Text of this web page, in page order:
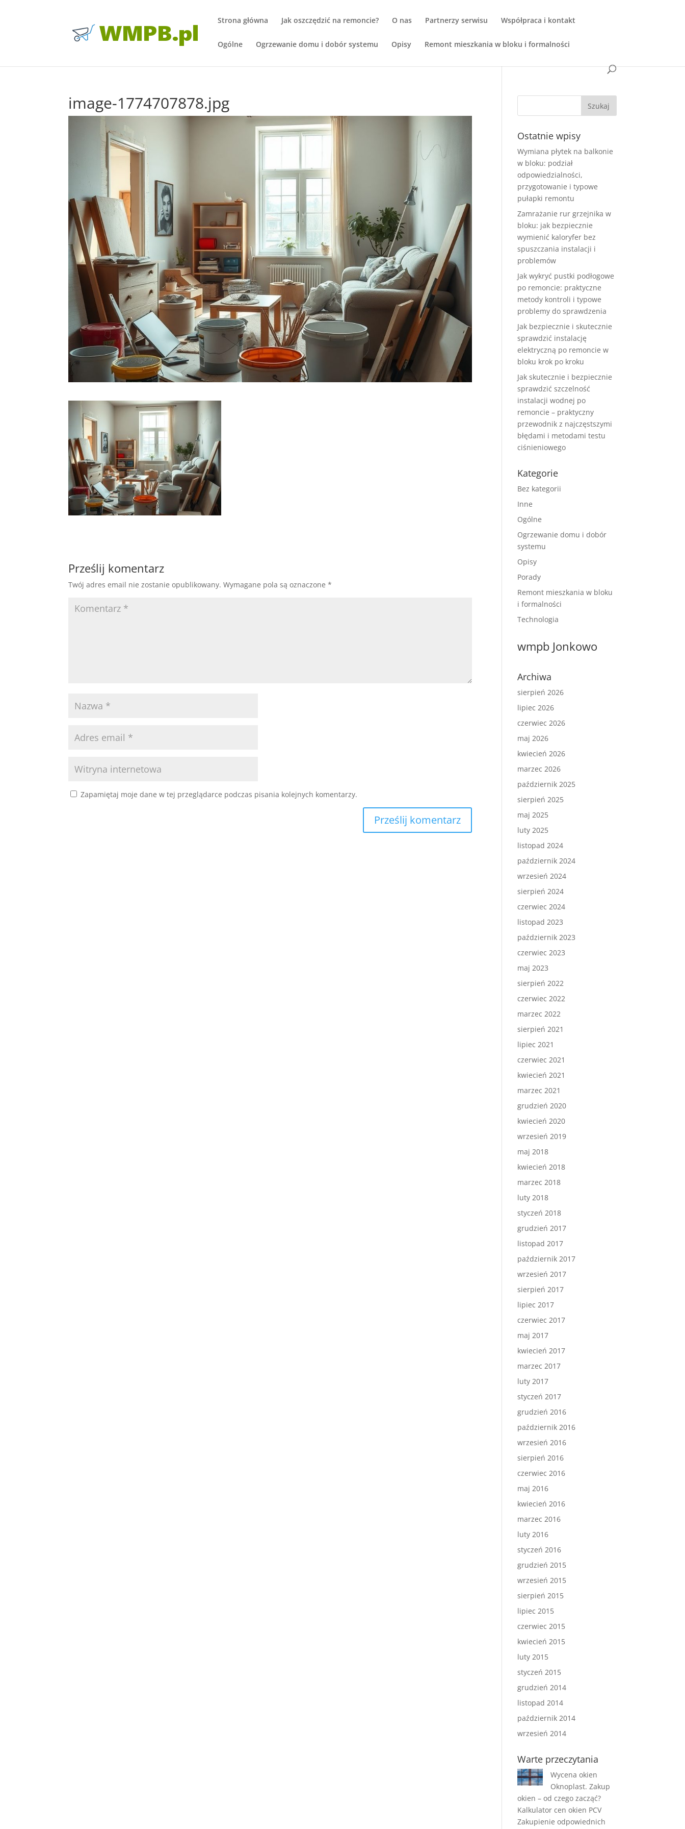
Strona główna Jak oszczędzić na remoncie? O nas Partnerzy serwisu Współpraca i kontakt
Ogólne Ogrzewanie domu i dobór systemu Opisy Remont mieszkania w bloku i formalności
image-1774707878.jpg
Prześlij komentarz
Twój adres email nie zostanie opublikowany. Wymagane pola są oznaczone*
Zapamiętaj moje dane w tej przeglądarce podczas pisania kolejnych komentarzy.
Ostatnie wpisy
Wymiana płytek na balkonie
w bloku: podział
odpowiedzialności,
przygotowanie i typowe
pułapki remontu
Zamrażanie rur grzejnika w
bloku: jak bezpiecznie
wymienić kaloryfer bez
spuszczania instalacji i
problemów
Jak wykryć pustki podłogowe
po remoncie: praktyczne
metody kontroli i typowe
problemy do sprawdzenia
Jak bezpiecznie i skutecznie
sprawdzić instalację
elektryczną po remoncie w
bloku krok po kroku
Jak skutecznie i bezpiecznie
sprawdzić szczelność
instalacji wodnej po
remoncie – praktyczny
przewodnik z najczęstszymi
błędami i metodami testu
ciśnieniowego
Kategorie
Bez kategorii
Inne
Ogólne
Ogrzewanie domu i dobór
systemu
Opisy
Porady
Remont mieszkania w bloku
i formalności
Technologia
wmpb Jonkowo
Archiwa
sierpień 2026
lipiec 2026
czerwiec 2026
maj 2026
kwiecień 2026
marzec 2026
październik 2025
sierpień 2025
maj 2025
luty 2025
listopad 2024
październik 2024
wrzesień 2024
sierpień 2024
czerwiec 2024
listopad 2023
październik 2023
czerwiec 2023
maj 2023
sierpień 2022
czerwiec 2022
marzec 2022
sierpień 2021
lipiec 2021
czerwiec 2021
kwiecień 2021
marzec 2021
grudzień 2020
kwiecień 2020
wrzesień 2019
maj 2018
kwiecień 2018
marzec 2018
luty 2018
styczeń 2018
grudzień 2017
listopad 2017
październik 2017
wrzesień 2017
sierpień 2017
lipiec 2017
czerwiec 2017
maj 2017
kwiecień 2017
marzec 2017
luty 2017
styczeń 2017
grudzień 2016
październik 2016
wrzesień 2016
sierpień 2016
czerwiec 2016
maj 2016
kwiecień 2016
marzec 2016
luty 2016
styczeń 2016
grudzień 2015
wrzesień 2015
sierpień 2015
lipiec 2015
czerwiec 2015
kwiecień 2015
luty 2015
styczeń 2015
grudzień 2014
listopad 2014
październik 2014
wrzesień 2014
Warte przeczytania
Wycena okien
Oknoplast. Zakup
okien – od czego zacząć?
Kalkulator cen okien PCV
Zakupienie odpowiednich